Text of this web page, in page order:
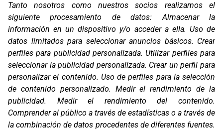
Gavà (Barcelona)
Contacto
T. (+34) 93 638 38 60
Email:corver@corver.es
Marcas
Productos
Compañía
Blog
Contacto
Tanto nosotros como nuestros socios realizamos el
siguiente procesamiento de datos:Almacenar la
información en un dispositivo y/o acceder a ella. Uso de
datos limitados para seleccionar anuncios básicos. Crear
perfiles para publicidad personalizada.Utilizar perfiles para
seleccionar la publicidad personalizada. Crear un perfil para
personalizar el contenido. Uso de perfiles para la selección
de contenido personalizado. Medir el rendimiento de la
publicidad. Medir el rendimiento del contenido.
Comprender al público a través de estadísticas o a través de
la combinación de datos procedentes de diferentes fuentes.